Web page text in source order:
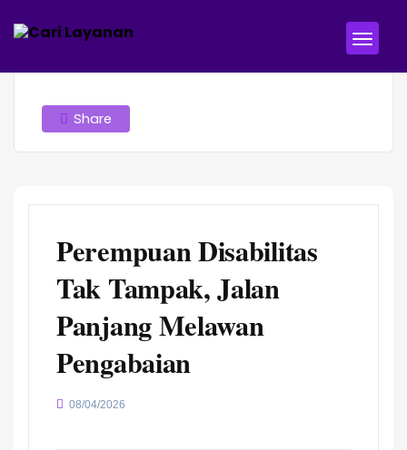
Share
Perempuan Disabilitas
Tak Tampak, Jalan
Panjang Melawan
Pengabaian
08/04/2026